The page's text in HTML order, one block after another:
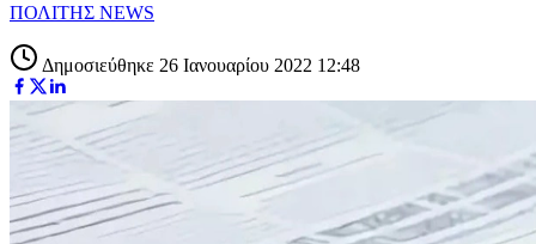
ΠΟΛΙΤΗΣ NEWS
Δημοσιεύθηκε 26 Ιανουαρίου 2022 12:48